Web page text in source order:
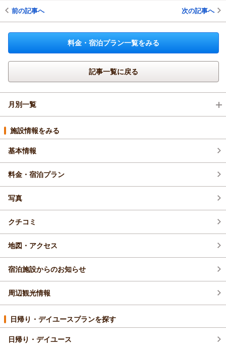
前の記事へ 次の記事へ
料金・宿泊プラン一覧をみる
記事一覧に戻る
月別一覧
2026年7月(1)
2026年6月(1)
2026年5月(1)
2026年4月(1)
施設情報をみる
基本情報
料金・宿泊プラン
写真
クチコミ
地図・アクセス
宿泊施設からのお知らせ
周辺観光情報
日帰り・デイユースプランを探す
日帰り・デイユース